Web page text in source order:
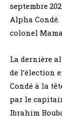
septembre
Alpha
colonel
La dernière
de l’élection
Condé à la
par le
Ibrahim